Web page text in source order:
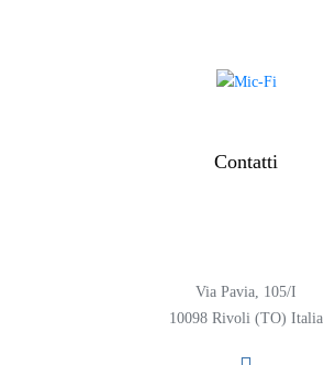
Contatti
Via Pavia, 105/I
10098 Rivoli (TO) Italia